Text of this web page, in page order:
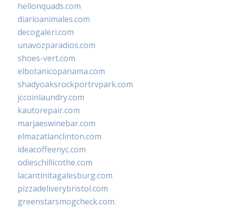
hellonquads.com
diarioanimales.com
decogaleri.com
unavozparadios.com
shoes-vert.com
elbotanicopanama.com
shadyoaksrockportrvpark.com
jccoinlaundry.com
kautorepair.com
marjaeswinebar.com
elmazatlanclinton.com
ideacoffeenyc.com
odieschillicothe.com
lacantinitagalesburg.com
pizzadeliverybristol.com
greenstarsmogcheck.com